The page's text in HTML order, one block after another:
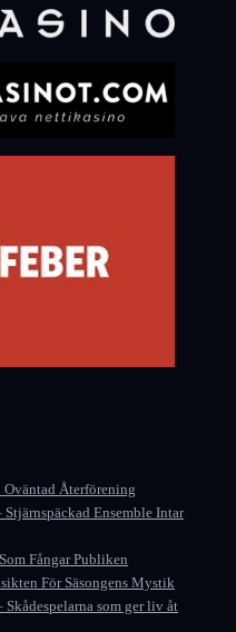
Återförening
Ensemble Intar
Fångar Publiken
För Säsongens Mystik
som ger liv åt